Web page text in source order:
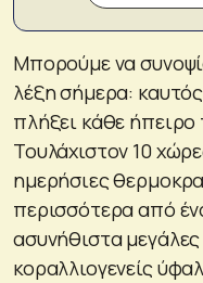
Μπορούμε να
λέξη σήμερα:
πλήξει κάθε
Τουλάχιστον 10
ημερήσιες
περισσότερα από
ασυνήθιστα
κοραλλιογενείς